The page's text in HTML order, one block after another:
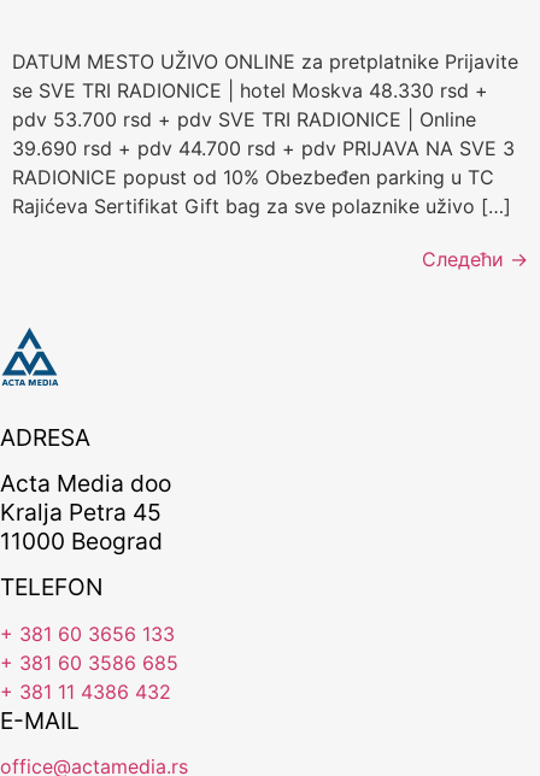
DATUM MESTO UŽIVO ONLINE za pretplatnike Prijavite
se SVE TRI RADIONICE | hotel Moskva 48.330 rsd +
pdv 53.700 rsd + pdv SVE TRI RADIONICE | Online
39.690 rsd + pdv 44.700 rsd + pdv PRIJAVA NA SVE 3
RADIONICE popust od 10% Obezbeđen parking u TC
Rajićeva Sertifikat Gift bag za sve polaznike uživo […]
Следећи →
ADRESA
Acta Media doo
Kralja Petra 45
11000 Beograd
TELEFON
+ 381 60 3656 133
+ 381 60 3586 685
+ 381 11 4386 432
E-MAIL
office@actamedia.rs